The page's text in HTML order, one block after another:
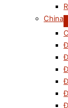
China